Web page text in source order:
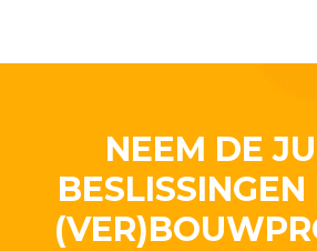
NEEM DE